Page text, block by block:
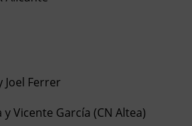
Joel Ferrer
Vicente García (CN Altea)